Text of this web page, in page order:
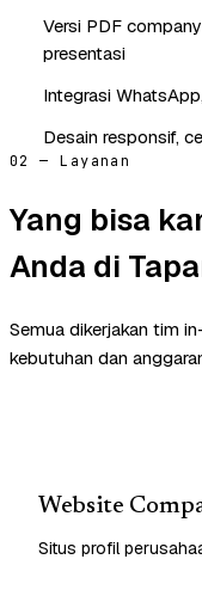
Versi PDF
presentasi
Integrasi
Desain responsif,
02 — Layanan
Yang bisa
Anda di
Semua dikerjakan tim
kebutuhan dan
Website
Situs profil